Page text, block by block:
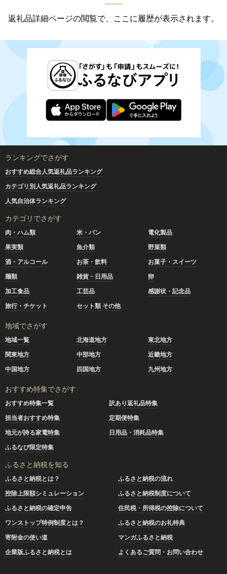
返礼品詳細ページの閲覧で、ここに履歴が表示されます。
ランキングでさがす
おすすめ総合人気返礼品ランキング
カテゴリ別人気返礼品ランキング
人気自治体ランキング
カテゴリでさがす
肉・ハム類 米・パン
電化製品
果実類
魚介類
野菜類
酒・アルコール
お茶・飲料
お菓子・スイーツ
麺類
雑貨・日用品
卵
加工食品
工芸品
感謝状・記念品
旅行・チケット
セット類 その他
地域でさがす
地域一覧 北海道地方
東北地方
関東地方
中部地方
近畿地方
中国地方
四国地方 九州地方
おすすめ特集でさがす
おすすめ特集一覧
訳あり返礼品特集
担当者おすすめ特集
定期便特集
地元が誇る家電特集
日用品・消耗品特集
ふるなび限定特集
ふるさと納税を知る
ふるさと納税とは？
ふるさと納税の流れ
控除上限額シミュレーション
ふるさと納税制度について
ふるさと納税の確定申告
住民税・所得税の控除について
ワンストップ特例制度とは？
ふるさと納税のお礼特典
寄附金の使い道
マンガふるさと納税
企業版ふるさと納税とは
よくあるご質問・お問い合わせ